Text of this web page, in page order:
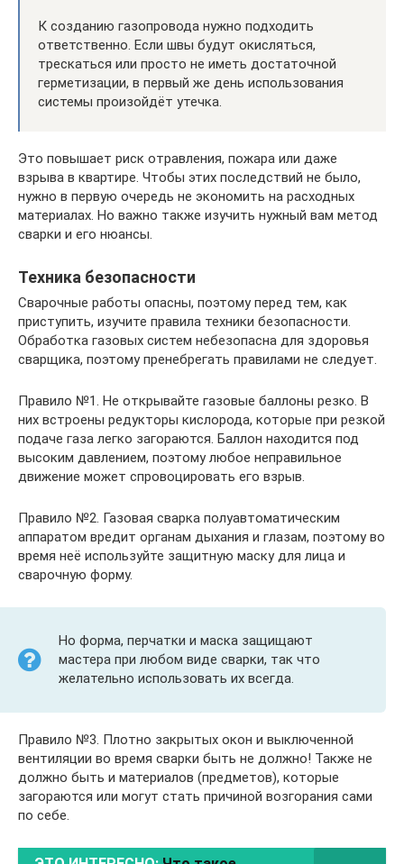
К созданию газопровода нужно подходить
ответственно. Если швы будут окисляться,
трескаться или просто не иметь достаточной
герметизации, в первый же день использования
системы произойдёт утечка.
Это повышает риск отравления, пожара или даже
взрыва в квартире. Чтобы этих последствий не было,
нужно в первую очередь не экономить на расходных
материалах. Но важно также изучить нужный вам метод
сварки и его нюансы.
Техника безопасности
Сварочные работы опасны, поэтому перед тем, как
приступить, изучите правила техники безопасности.
Обработка газовых систем небезопасна для здоровья
сварщика, поэтому пренебрегать правилами не следует.
Правило №1. Не открывайте газовые баллоны резко. В
них встроены редукторы кислорода, которые при резкой
подаче газа легко загораются. Баллон находится под
высоким давлением, поэтому любое неправильное
движение может спровоцировать его взрыв.
Правило №2. Газовая сварка полуавтоматическим
аппаратом вредит органам дыхания и глазам, поэтому во
время неё используйте защитную маску для лица и
сварочную форму.
Но форма, перчатки и маска защищают
мастера при любом виде сварки, так что
желательно использовать их всегда.
Правило №3. Плотно закрытых окон и выключенной
вентиляции во время сварки быть не должно! Также не
должно быть и материалов (предметов), которые
загораются или могут стать причиной возгорания сами
по себе.